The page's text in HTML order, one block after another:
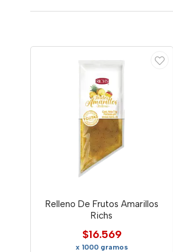
Relleno De Frutos Amarillos
Richs
$16.569
x 1000 gramos